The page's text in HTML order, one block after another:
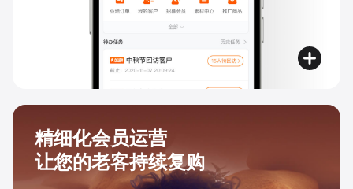
精细化会员运营
让您的老客持续复购